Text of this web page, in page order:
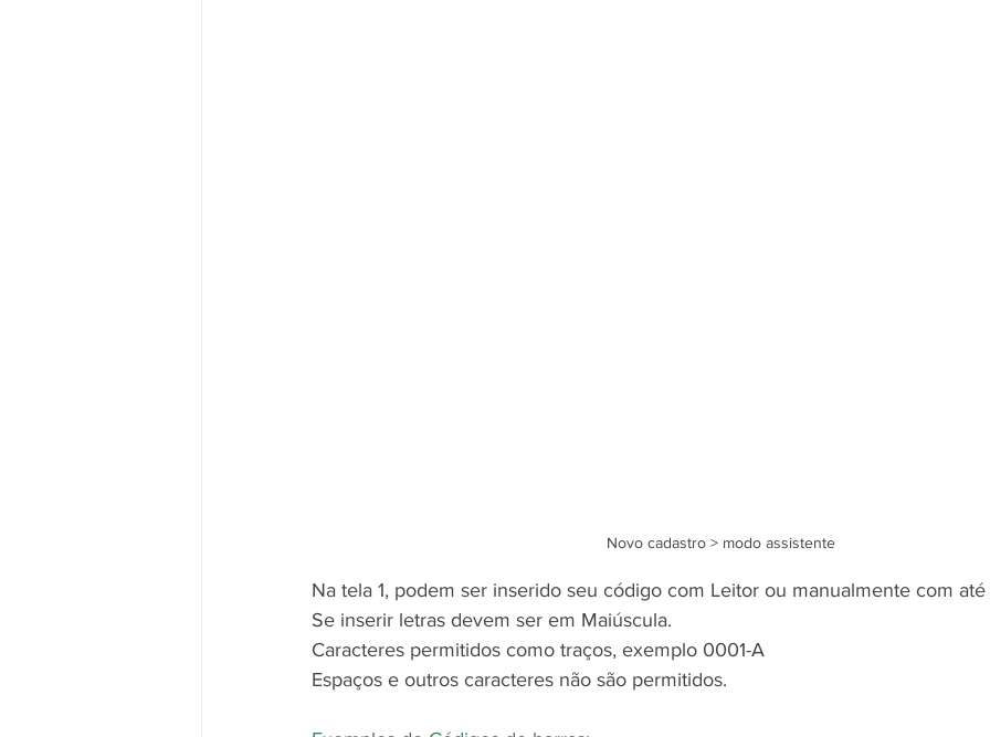
Novo cadastro > modo assistente
Na tela 1, podem ser inserido seu código com Leitor ou manualmente com
Se inserir letras devem ser em Maiúscula.
Caracteres permitidos como traços, exemplo 0001-A
Espaços e outros caracteres não são permitidos.